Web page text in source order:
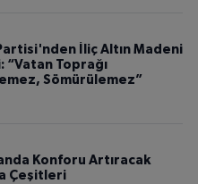
İliç Altın Madeni
“Vatan Toprağı
Sömürülemez”
Konforu Artıracak
Çeşitleri